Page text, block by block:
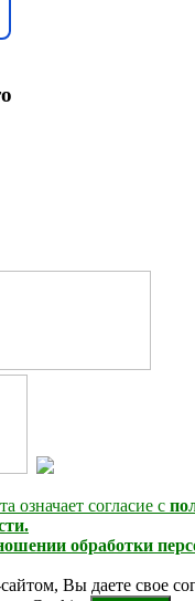
означает согласие с
обработки
Вы даете свое